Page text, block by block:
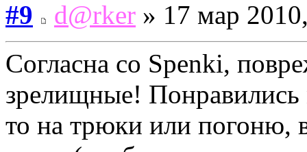
#9
d@rker » 17 мар
Согласна со Spenki,
зрелищные! Понравились
то на трюки или погоню,